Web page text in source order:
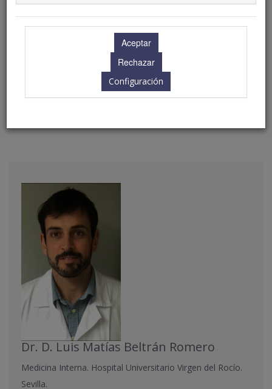
Configuración
8.00 - 9.30 h.
Ubicación: Nijar I
Dr. D. Luis Matías Beltrán Romero
Medicina Interna. Hospital Universitario Virgen del Rocío.
Sevilla.